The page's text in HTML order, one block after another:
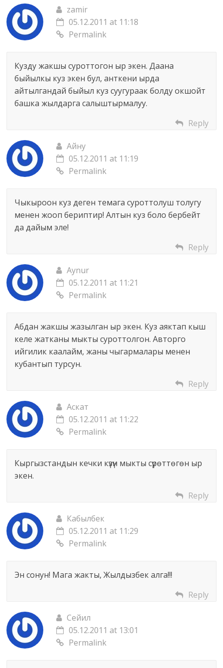
zamir
05.12.2011 at 11:18
Permalink
Кузду жакшы суроттогон ыр экен. Даана
быйылкы куз экен бул, анткени ырда
айтылгандай быйыл куз суугураак болду окшойт
башка жылдарга салыштырмалуу.
Reply
Айну
05.12.2011 at 11:19
Permalink
Чыкыроон куз деген темага суроттолуш толугу
менен жооп бериптир! Алтын куз боло бербейт
да дайым эле!
Reply
Aynur
05.12.2011 at 11:21
Permalink
Абдан жакшы жазылган ыр экен. Куз аяктап кыш
келе жатканы мыкты суроттолгон. Авторго
ийгилик каалайм, жаны чыгармалары менен
кубантып турсун.
Reply
Аскат
05.12.2011 at 11:22
Permalink
Кыргызстандын кечки күзүн мыкты сүрөттөгөн ыр
экен.
Reply
Кабылбек
05.12.2011 at 11:29
Permalink
Эн сонун! Мага жакты, Жылдызбек алга!!!
Reply
Сейил
05.12.2011 at 13:01
Permalink